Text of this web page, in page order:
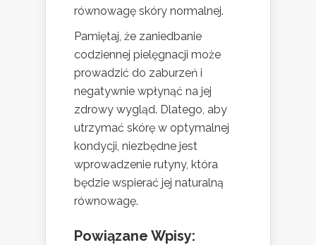
równowagę skóry normalnej.
Pamiętaj, że zaniedbanie
codziennej pielęgnacji może
prowadzić do zaburzeń i
negatywnie wpłynąć na jej
zdrowy wygląd. Dlatego, aby
utrzymać skórę w optymalnej
kondycji, niezbędne jest
wprowadzenie rutyny, która
będzie wspierać jej naturalną
równowagę.
Powiązane Wpisy: